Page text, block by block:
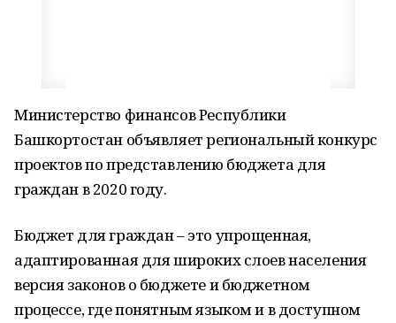
Министерство финансов Республики
Башкортостан объявляет региональный конкурс
проектов по представлению бюджета для
граждан в 2020 году.
Бюджет для граждан – это упрощенная,
адаптированная для широких слоев населения
версия законов о бюджете и бюджетном
процессе, где понятным языком и в доступном